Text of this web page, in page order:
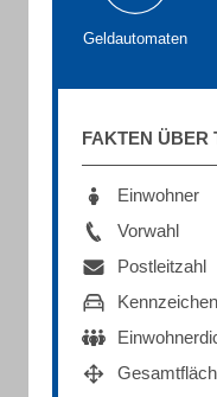
Geldautomaten
FAKTEN ÜBER
Einwohner
Vorwahl
Postleitzahl
Kennzeichen